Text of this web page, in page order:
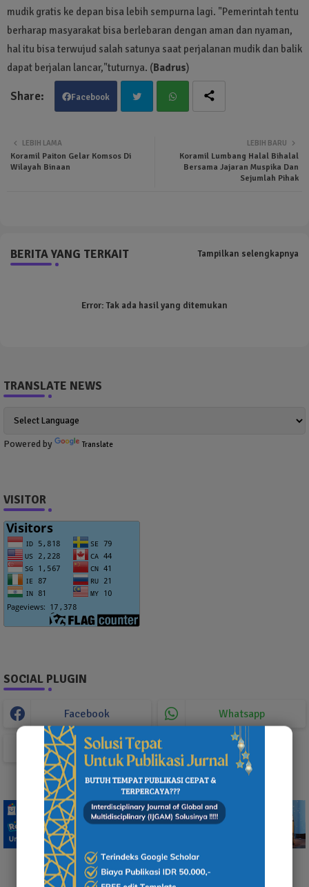
mudik gratis ke depan bisa lebih sempurna lagi. "Pemerintah tentu
berharap masyarakat bisa berlebaran dengan aman dan nyaman,
hal itu bisa terwujud salah satunya saat perjalanan mudik dan balik
dapat berjalan lancar,"tuturnya. (Badrus)
Facebook
LEBIH BARU
Koramil Lumbang Halal Bihalal
Bersama Jajaran Muspika Dan
Sejumlah Pihak
LEBIH LAMA
Koramil Paiton Gelar Komsos Di
Wilayah Binaan
BERITA YANG TERKAIT Tampilkan selengkapnya
Error:Tak ada hasil yang ditemukan
TRANSLATE NEWS
Powered by Translate
VISITOR
SOCIAL PLUGIN
Facebook Whatsapp
TikTok